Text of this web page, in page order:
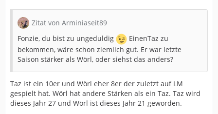
Zitat von Arminiaseit89
Fonzie, du bist zu ungeduldig
EinenTaz zu
bekommen, wäre schon ziemlich gut. Er war letzte
Saison stärker als Wörl, oder siehst das anders?
Taz ist ein 10er und Wörl eher 8er der zuletzt auf LM
gespielt hat. Wörl hat andere Stärken als ein Taz. Taz wird
dieses Jahr 27 und Wörl ist dieses Jahr 21 geworden.